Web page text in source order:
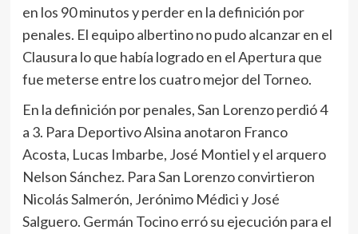
en los 90 minutos y perder en la definición por
penales. El equipo albertino no pudo alcanzar en el
Clausura lo que había logrado en el Apertura que
fue meterse entre los cuatro mejor del Torneo.
En la definición por penales, San Lorenzo perdió 4
a 3. Para Deportivo Alsina anotaron Franco
Acosta, Lucas Imbarbe, José Montiel y el arquero
Nelson Sánchez. Para San Lorenzo convirtieron
Nicolás Salmerón, Jerónimo Médici y José
Salguero. Germán Tocino erró su ejecución para el